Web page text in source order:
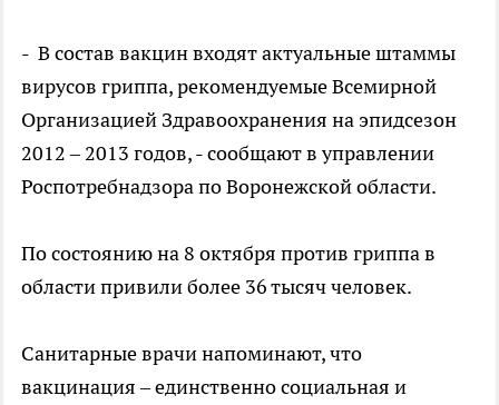
- В состав вакцин входят актуальные штаммы
вирусов гриппа, рекомендуемые Всемирной
Организацией Здравоохранения на эпидсезон
2012 – 2013 годов, - сообщают в управлении
Роспотребнадзора по Воронежской области.
По состоянию на 8 октября против гриппа в
области привили более 36 тысяч человек.
Санитарные врачи напоминают, что
вакцинация – единственно социальная и